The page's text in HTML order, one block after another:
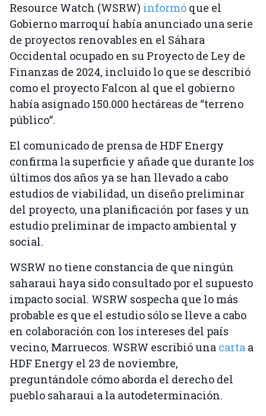
Resource Watch (WSRW) informó que el
Gobierno marroquí había anunciado una serie
de proyectos renovables en el Sáhara
Occidental ocupado en su Proyecto de Ley de
Finanzas de 2024, incluido lo que se describió
como el proyecto Falcon al que el gobierno
había asignado 150.000 hectáreas de “terreno
público”.
El comunicado de prensa de HDF Energy
confirma la superficie y añade que durante los
últimos dos años ya se han llevado a cabo
estudios de viabilidad, un diseño preliminar
del proyecto, una planificación por fases y un
estudio preliminar de impacto ambiental y
social.
WSRW no tiene constancia de que ningún
saharaui haya sido consultado por el supuesto
impacto social. WSRW sospecha que lo más
probable es que el estudio sólo se lleve a cabo
en colaboración con los intereses del país
vecino, Marruecos. WSRW escribió una carta a
HDF Energy el 23 de noviembre,
preguntándole cómo aborda el derecho del
pueblo saharaui a la autodeterminación.